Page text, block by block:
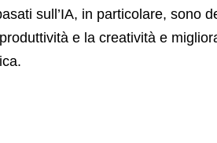
sull’IA, in particolare, sono
e la creatività e